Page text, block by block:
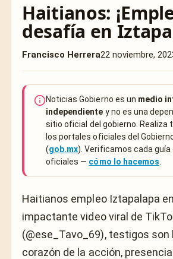
Haitianos:
desafía en
Francisco Herrera22 noviembre,
Noticias Gobierno es un medio
independiente y no es una
sitio oficial del gobierno. Realiza
los portales oficiales del
(gob.mx). Verificamos cada
oficiales — cómo lo hacemos
Haitianos empleo Iztapalapa
impactante video viral de
(@ese_Tavo_69), testigos son
corazón de la acción,